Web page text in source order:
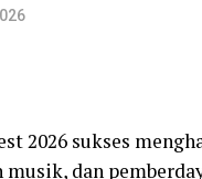
2026 sukses
dan